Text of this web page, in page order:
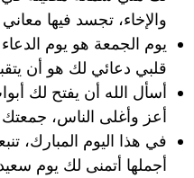
والإخاء، تجسد فيها
يوم الجمعة هو يوم
قلبي دعائي لك هو أن
أسأل الله أن يفتح لك
أعز وأغلى الناس، جمعتك
في هذا اليوم المبارك،
أجملها أتمنى لك يوم